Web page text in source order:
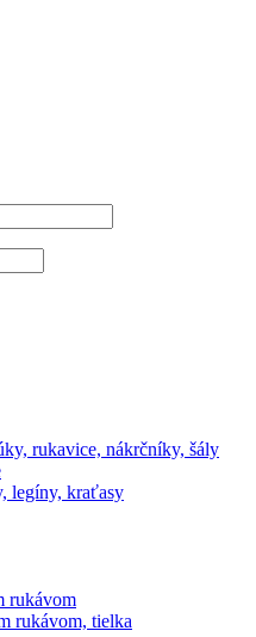
rukavice, nákrčníky, šály
legíny, kraťasy
rukávom
rukávom, tielka